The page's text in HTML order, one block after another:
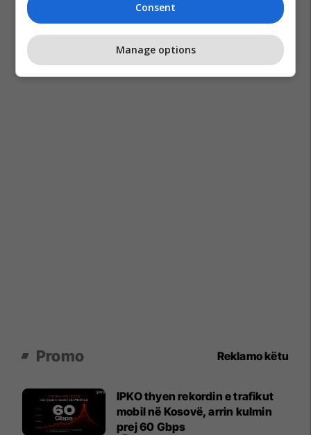
Promo Reklamo këtu
IPKO thyen rekordin e trafikut
mobil në Kosovë, arrin kulmin
prej 60 Gbps
Consent
Manage options